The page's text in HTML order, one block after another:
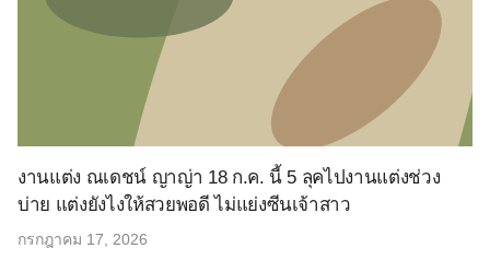
งานแต่ง ณเดชน์ ญาญ่า 18 ก.ค. นี้ 5 ลุคไปงานแต่งช่วง
บ่าย แต่งยังไงให้สวยพอดี ไม่แย่งซีนเจ้าสาว
กรกฎาคม 17, 2026